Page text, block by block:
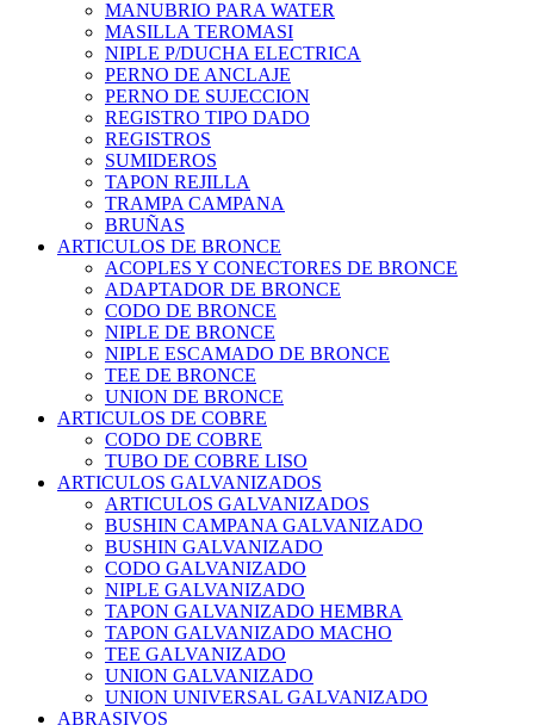
MANUBRIO PARA WATER
MASILLA TEROMASI
NIPLE P/DUCHA ELECTRICA
PERNO DE ANCLAJE
PERNO DE SUJECCION
REGISTRO TIPO DADO
REGISTROS
SUMIDEROS
TAPON REJILLA
TRAMPA CAMPANA
BRUÑAS
ARTICULOS DE BRONCE
ACOPLES Y CONECTORES DE BRONCE
ADAPTADOR DE BRONCE
CODO DE BRONCE
NIPLE DE BRONCE
NIPLE ESCAMADO DE BRONCE
TEE DE BRONCE
UNION DE BRONCE
ARTICULOS DE COBRE
CODO DE COBRE
TUBO DE COBRE LISO
ARTICULOS GALVANIZADOS
ARTICULOS GALVANIZADOS
BUSHIN CAMPANA GALVANIZADO
BUSHIN GALVANIZADO
CODO GALVANIZADO
NIPLE GALVANIZADO
TAPON GALVANIZADO HEMBRA
TAPON GALVANIZADO MACHO
TEE GALVANIZADO
UNION GALVANIZADO
UNION UNIVERSAL GALVANIZADO
ABRASIVOS